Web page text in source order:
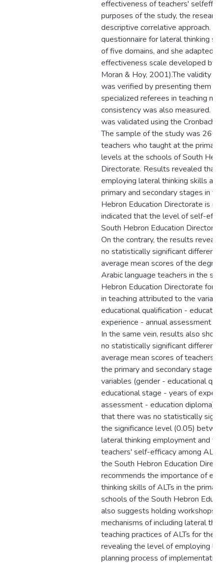
effectiveness of teachers'
purposes of the study, the
descriptive correlative approach.
questionnaire for lateral thinking
of five domains, and she adapted
effectiveness scale developed by
Moran & Hoy, 2001).The validity
was verified by presenting them
specialized referees in teaching
consistency was also measured.
was validated using the Cronbach
The sample of the study was 260
teachers who taught at the
levels at the schools of South
Directorate. Results revealed
employing lateral thinking skills
primary and secondary stages in
Hebron Education Directorate is
indicated that the level of self-
South Hebron Education
On the contrary, the results
no statistically significant
average mean scores of the
Arabic language teachers in the
Hebron Education Directorate for
in teaching attributed to the
educational qualification -
experience - annual assessment -
In the same vein, results also
no statistically significant
average mean scores of teachers'
the primary and secondary
variables (gender - educational
educational stage - years of
assessment - education
that there was no statistically
the significance level (0.05)
lateral thinking employment and
teachers' self-efficacy among
the South Hebron Education
recommends the importance of
thinking skills of ALTs in the
schools of the South Hebron
also suggests holding workshops
mechanisms of including lateral
teaching practices of ALTs for the
revealing the level of employing
planning process of